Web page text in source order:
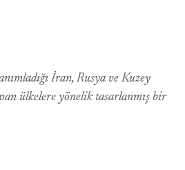
İran, Rusya ve Kuzey
ülkelere yönelik tasarlanmış bir